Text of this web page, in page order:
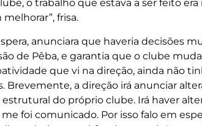
o trabalho que estava a ser feito
frisa.
anunciara que haveria decisões
de Pêba, e garantia que o clube
que vi na direção, ainda não
Brevemente, a direção irá anunciar
do próprio clube. Irá haver
foi comunicado. Por isso falo em